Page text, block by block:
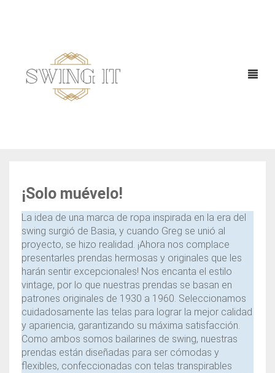
¡Solo muévelo!
La idea de una marca de ropa inspirada en la era del
swing surgió de Basia, y cuando Greg se unió al
proyecto, se hizo realidad. ¡Ahora nos complace
presentarles prendas hermosas y originales que les
harán sentir excepcionales! Nos encanta el estilo
vintage, por lo que nuestras prendas se basan en
patrones originales de 1930 a 1960. Seleccionamos
cuidadosamente las telas para lograr la mejor calidad
y apariencia, garantizando su máxima satisfacción.
Como ambos somos bailarines de swing, nuestras
prendas están diseñadas para ser cómodas y
flexibles, confeccionadas con telas transpirables